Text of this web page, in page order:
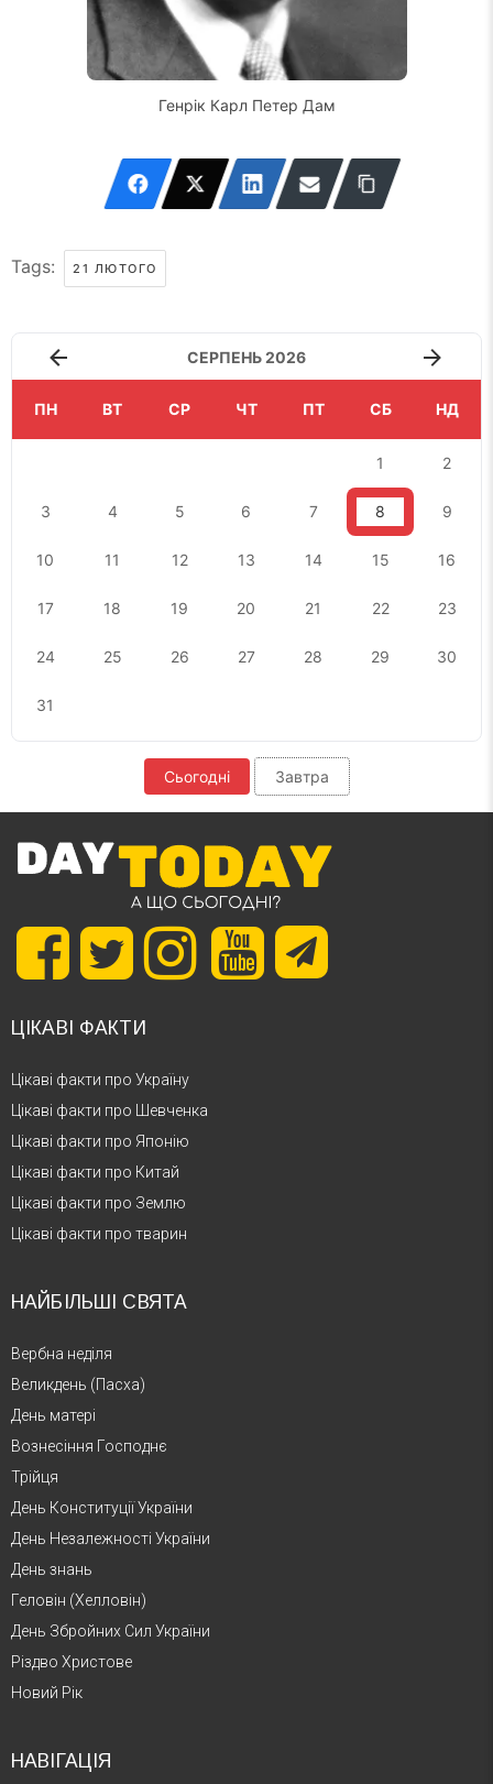
Генрік Карл Петер Дам
Tags: 21 ЛЮТОГО
СЕРПЕНЬ 2026
ПН ВТ СР ЧТ ПТ СБ НД
1 2
3 4 5 6 7 8 9
10 11 12 13 14 15 16
17 18 19 20 21 22 23
24 25 26 27 28 29 30
31
Сьогодні Завтра
ЦІКАВІ ФАКТИ
Цікаві факти про Україну
Цікаві факти про Шевченка
Цікаві факти про Японію
Цікаві факти про Китай
Цікаві факти про Землю
Цікаві факти про тварин
НАЙБІЛЬШІ СВЯТА
Вербна неділя
Великдень (Пасха)
День матері
Вознесіння Господнє
Трійця
День Конституції України
День Незалежності України
День знань
Геловін (Хелловін)
День Збройних Сил України
Різдво Христове
Новий Рік
НАВІГАЦІЯ